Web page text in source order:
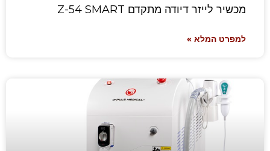
מכשיר לייזר דיודה מתקדם Z-54 SMART
למפרט המלא »